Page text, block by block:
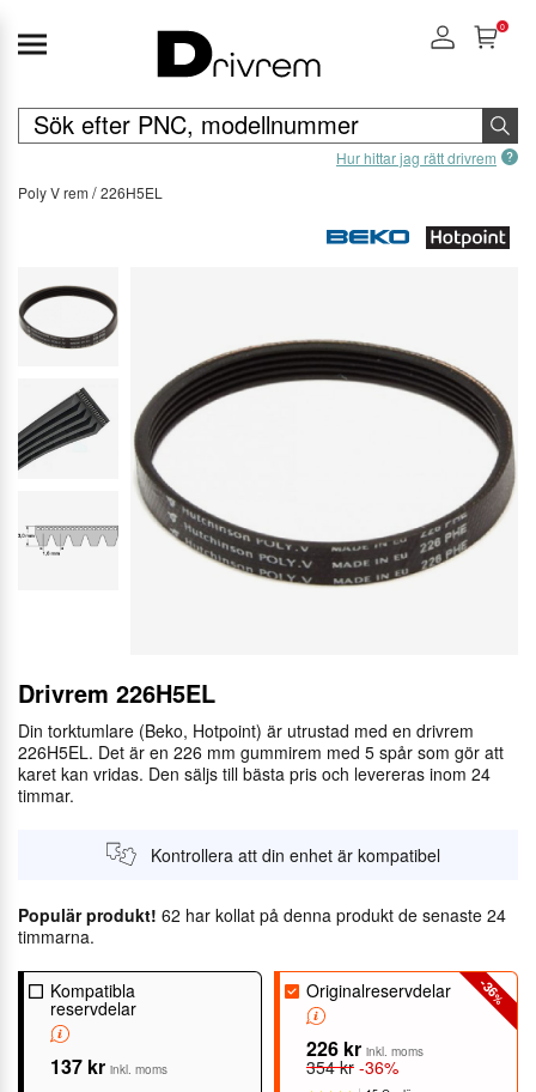
Hur hittar jag rätt drivrem
0
Poly V rem 226H5EL
Drivrem 226H5EL
Din torktumlare (Beko, Hotpoint) är utrustad med en drivrem
226H5EL. Det är en 226 mm gummirem med 5 spår som gör att
karet kan vridas. Den säljs till bästa pris och levereras inom 24
timmar.
Kontrollera att din enhet är kompatibel
Populär produkt! 62 har kollat på denna produkt de senaste 24
timmarna.
Kompatibla
reservdelar
137 kr inkl. moms
-36
%
Originalreservdelar
226 kr inkl. moms
354 kr -36%